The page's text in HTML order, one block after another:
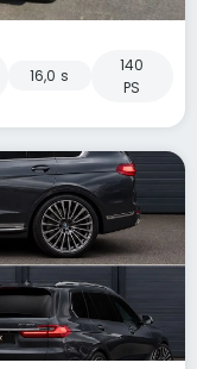
16,0 s
140
PS